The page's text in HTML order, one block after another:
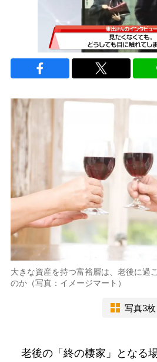
大きな資産を持つ富裕層は、老後に過
のか（写真：イメージマート）
写真3枚
老後の「終の棲家」となる